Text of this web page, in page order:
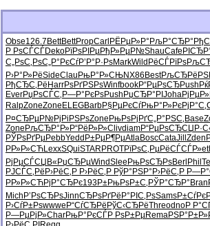
Obse126.7 BettBettPropCarl РЁРµР»Р° РљР°СЂР°
Р РѕСЃСЃDekoРїРѕРІРµРђР»РµР№ShauCafe
С„РѕС‚РѕС„Р°РєСѓР’Р°Р·РѕMarkWild РёСЃРїРѕ
Р›Р°Р»РёSideClau РњР°Р»СЊNX86 BestРљСЂРёРЅ
РђСЂС‚Рё HarrРѕРґРЅРѕWinfbookР“РµРѕСЂPush
EverРџРѕСЃС‚ Р—Р°РєРѕPush РџСЂР°РІ Joha
RalpZoneZone ELEGBarbР§РµРєСѓРњР°Р»Рє
Р¤СЂРµР№РјРіРЅРѕZone РњРѕРјРґС„Р°РЅС‚ Base
Zone РљСЂР°Р»Р“РёР»Р»ClivdiamР“РµРѕСЂ
РЎРѕРґРµPebbYedd Р±РµР¶РµAtlaBoscCataJill Zden
РР»Р»СЋLexxSQuiSTAR PROTРїРѕС‚РµРёСЃСЃР»
РјРµСЃСЏ В«РџСЂРµWindSlee РњРѕСЂРѕBerl Phil
РЈСЃС‚Рё Р›РёС‚Р Р›РёС‚Р РўР°РЅР° Р›РёС‚Р
РР»Р»СЋРјР°СЂРє193Р±РњРѕР±С‚ РЎР°СЂР° Bran
Mich Р’РѕСЂРѕJinnСЂРѕРґРё Р°РІС‚РѕSams
Р›СѓР±Рѕwwwe Р“СѓСЂРё РўС‹СЂРёThreodnoР
Р—РµРјР»CharРњР°РєСЃР РѕР±РµRemaРЅР°Р±Р»